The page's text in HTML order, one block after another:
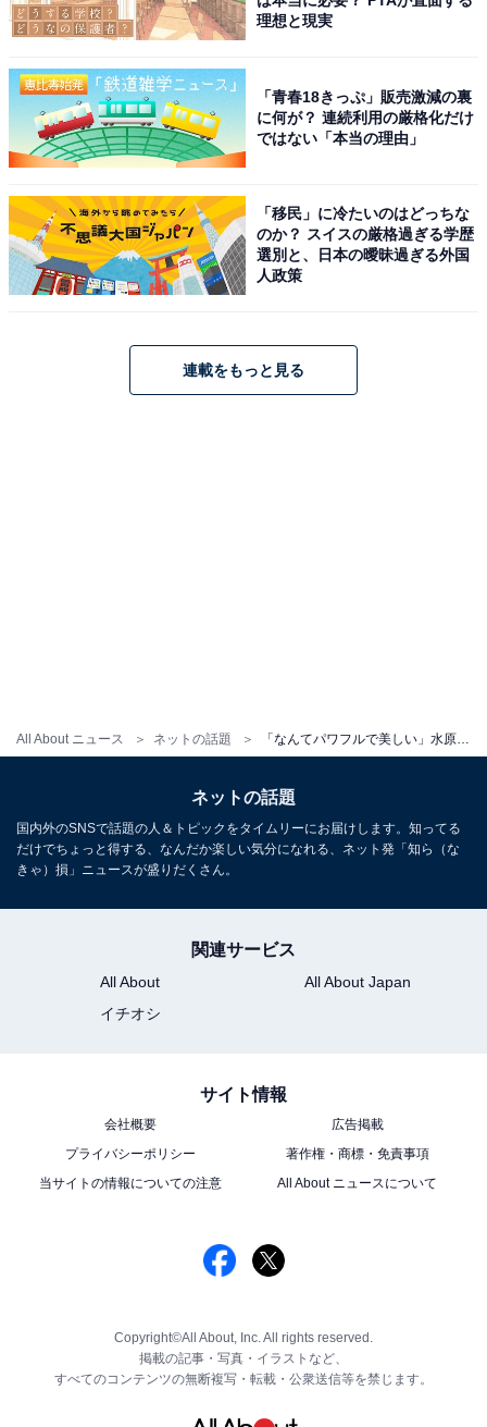
All About ニュース ネットの話題
理想と現実
「青春18きっぷ」販売激減の裏
に何が？ 連続利用の厳格化だけ
ではない「本当の理由」
「移民」に冷たいのはどっちな
のか？ スイスの厳格過ぎる学歴
選別と、日本の曖昧過ぎる外国
人政策
連載をもっと見る
ネットの話題
国内外のSNSで話題の人＆トピックをタイムリーにお届けします。知ってる
だけでちょっと得する、なんだか楽しい気分になれる、ネット発「知ら（な
きゃ）損」ニュースが盛りだくさん。
関連サービス
All About
All About Japan
イチオシ
サイト情報
会社概要
広告掲載
プライバシーポリシー
著作権・商標・免責事項
当サイトの情報についての注意
All About ニュースについて
Copyright©All About, Inc. All rights reserved.
掲載の記事・写真・イラストなど、
すべてのコンテンツの無断複写・転載・公衆送信等を禁じます。